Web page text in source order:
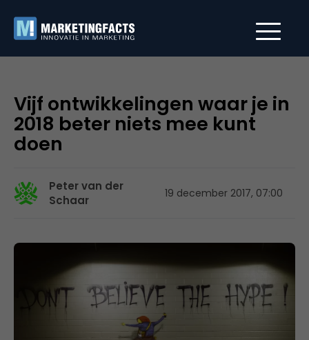
Vijf ontwikkelingen waar je in
2018 beter niets mee kunt
doen
Peter van der
Schaar
19 december 2017, 07:00